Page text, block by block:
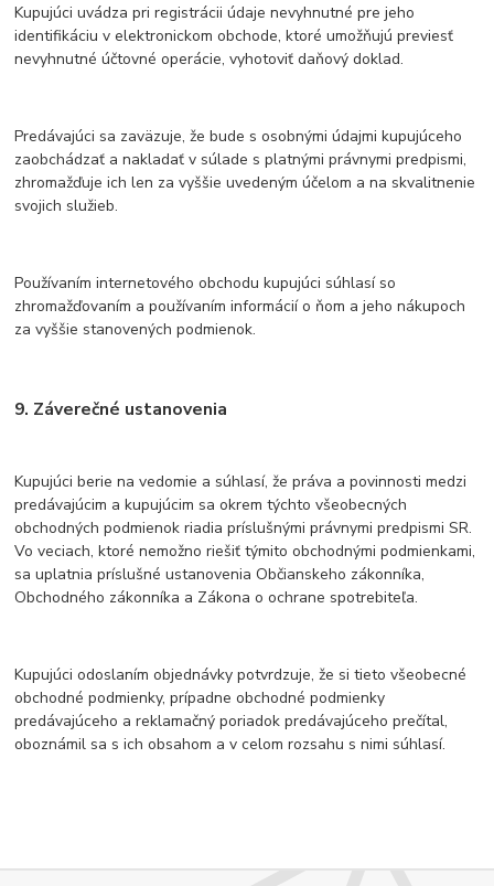
Kupujúci uvádza pri registrácii údaje nevyhnutné pre jeho
identifikáciu v elektronickom obchode, ktoré umožňujú previesť
nevyhnutné účtovné operácie, vyhotoviť daňový doklad.
Predávajúci sa zaväzuje, že bude s osobnými údajmi kupujúceho
zaobchádzať a nakladať v súlade s platnými právnymi predpismi,
zhromažďuje ich len za vyššie uvedeným účelom a na skvalitnenie
svojich služieb.
Používaním internetového obchodu kupujúci súhlasí so
zhromažďovaním a používaním informácií o ňom a jeho nákupoch
za vyššie stanovených podmienok.
9. Záverečné ustanovenia
Kupujúci berie na vedomie a súhlasí, že práva a povinnosti medzi
predávajúcim a kupujúcim sa okrem týchto všeobecných
obchodných podmienok riadia príslušnými právnymi predpismi SR.
Vo veciach, ktoré nemožno riešiť týmito obchodnými podmienkami,
sa uplatnia príslušné ustanovenia Občianskeho zákonníka,
Obchodného zákonníka a Zákona o ochrane spotrebiteľa.
Kupujúci odoslaním objednávky potvrdzuje, že si tieto všeobecné
obchodné podmienky, prípadne obchodné podmienky
predávajúceho a reklamačný poriadok predávajúceho prečítal,
oboznámil sa s ich obsahom a v celom rozsahu s nimi súhlasí.